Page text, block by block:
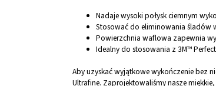
Nadaje wysoki połysk ciemnym
Stosować do eliminowania śladów
Powierzchnia waflowa zapewnia
Idealny do stosowania z 3M™
Aby uzyskać wyjątkowe wykończenie bez
Ultrafine. Zaprojektowaliśmy nasze